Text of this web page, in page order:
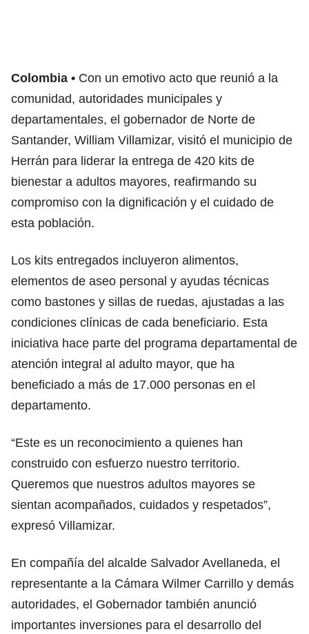
Colombia
Con un emotivo acto que reunió a la
comunidad, autoridades municipales y
departamentales, el gobernador de Norte de
Santander, William Villamizar, visitó el municipio de
Herrán para liderar la entrega de 420 kits de
bienestar a adultos mayores, reafirmando su
compromiso con la dignificación y el cuidado de
esta población.
Los kits entregados incluyeron alimentos,
elementos de aseo personal y ayudas técnicas
como bastones y sillas de ruedas, ajustadas a las
condiciones clínicas de cada beneficiario. Esta
iniciativa hace parte del programa departamental de
atención integral al adulto mayor, que ha
beneficiado a más de 17.000 personas en el
departamento.
“Este es un reconocimiento a quienes han
construido con esfuerzo nuestro territorio.
Queremos que nuestros adultos mayores se
sientan acompañados, cuidados y respetados”,
expresó Villamizar.
En compañía del alcalde Salvador Avellaneda, el
representante a la Cámara Wilmer Carrillo y demás
autoridades, el Gobernador también anunció
importantes inversiones para el desarrollo del